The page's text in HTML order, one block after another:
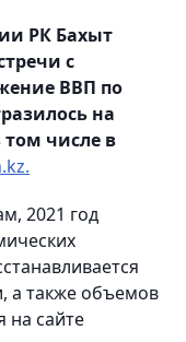
РК Бахыт
с
ВВП по
на
числе в
2021 год
а также объемов
на сайте